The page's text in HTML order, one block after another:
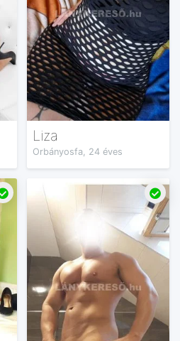
Liza
Orbányosfa, 24 éves